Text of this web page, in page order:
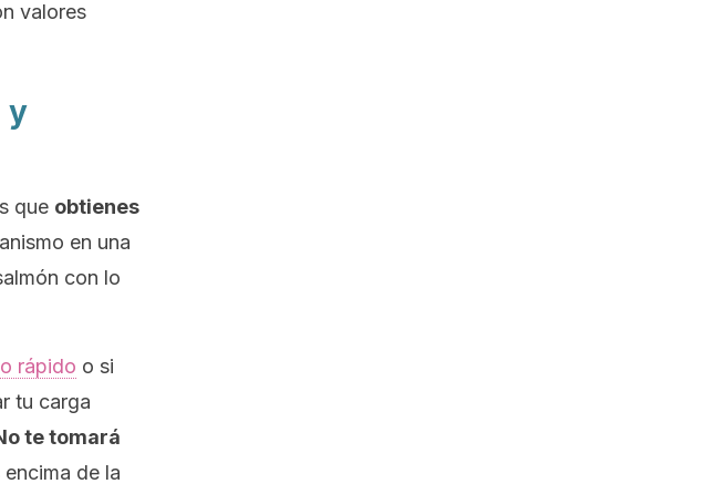
valores
y
que obtienes
en una
con lo
rápido o si
tu carga
te tomará
de la